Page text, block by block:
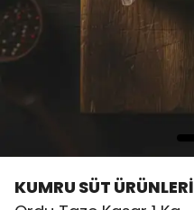
KUMRU SÜT ÜRÜNLERİ